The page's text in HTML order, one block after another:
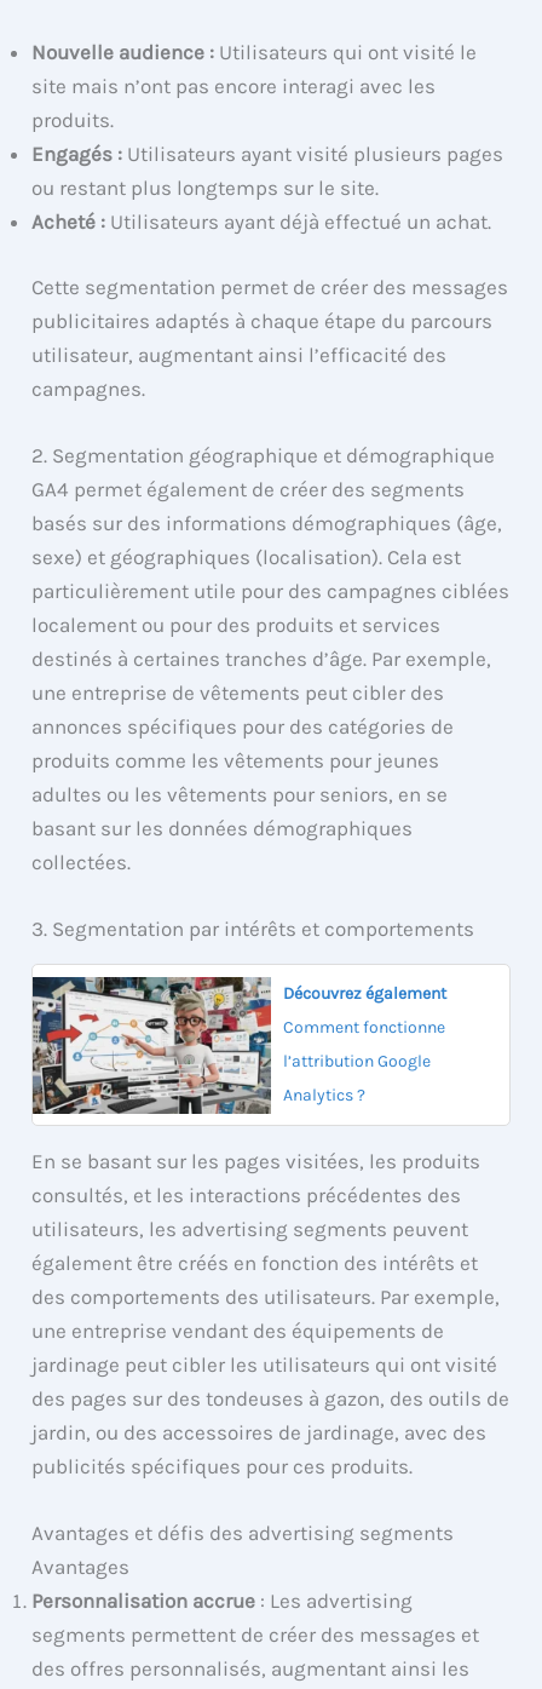
Nouvelle audience : Utilisateurs qui ont visité le
site mais n’ont pas encore interagi avec les
produits.
Engagés : Utilisateurs ayant visité plusieurs pages
ou restant plus longtemps sur le site.
Acheté : Utilisateurs ayant déjà effectué un achat.
Cette segmentation permet de créer des messages
publicitaires adaptés à chaque étape du parcours
utilisateur, augmentant ainsi l’efficacité des
campagnes.
2. Segmentation géographique et démographique
GA4 permet également de créer des segments
basés sur des informations démographiques (âge,
sexe) et géographiques (localisation). Cela est
particulièrement utile pour des campagnes ciblées
localement ou pour des produits et services
destinés à certaines tranches d’âge. Par exemple,
une entreprise de vêtements peut cibler des
annonces spécifiques pour des catégories de
produits comme les vêtements pour jeunes
adultes ou les vêtements pour seniors, en se
basant sur les données démographiques
collectées.
3. Segmentation par intérêts et comportements
Découvrez également
Comment fonctionne
l’attribution Google
Analytics ?
En se basant sur les pages visitées, les produits
consultés, et les interactions précédentes des
utilisateurs, les advertising segments peuvent
également être créés en fonction des intérêts et
des comportements des utilisateurs. Par exemple,
une entreprise vendant des équipements de
jardinage peut cibler les utilisateurs qui ont visité
des pages sur des tondeuses à gazon, des outils de
jardin, ou des accessoires de jardinage, avec des
publicités spécifiques pour ces produits.
Avantages et défis des advertising segments
Avantages
Personnalisation accrue : Les advertising
segments permettent de créer des messages et
des offres personnalisés, augmentant ainsi les